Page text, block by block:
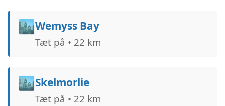
🏙️Wemyss Bay
Tæt på • 22 km
🏙️Skelmorlie
Tæt på • 22 km